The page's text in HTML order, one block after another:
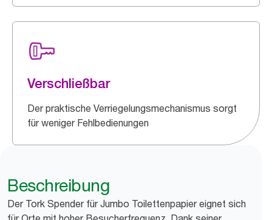
Verschließbar
Der praktische Verriegelungsmechanismus sorgt
für weniger Fehlbedienungen
Beschreibung
Der Tork Spender für Jumbo Toilettenpapier eignet sich